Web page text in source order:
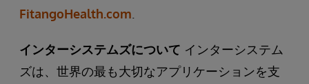
FitangoHealth.com
インターシステムズについて インターシステム
ズは、世界の最も大切なアプリケーションを支